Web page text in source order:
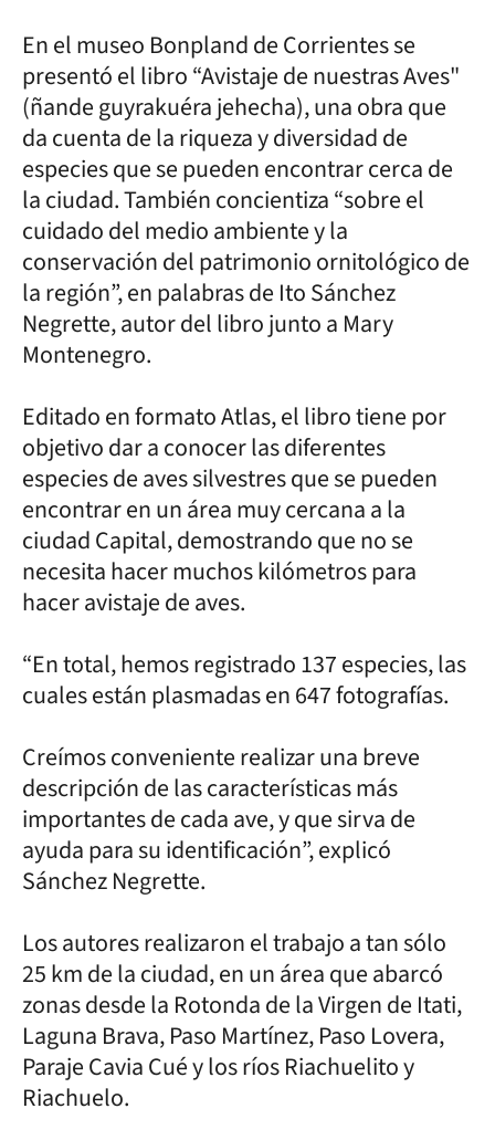
En el museo Bonpland de Corrientes se
presentó el libro “Avistaje de nuestras Aves"
(ñande guyrakuéra jehecha), una obra que
da cuenta de la riqueza y diversidad de
especies que se pueden encontrar cerca de
la ciudad. También concientiza “sobre el
cuidado del medio ambiente y la
conservación del patrimonio ornitológico de
la región”, en palabras de Ito Sánchez
Negrette, autor del libro junto a Mary
Montenegro.
Editado en formato Atlas, el libro tiene por
objetivo dar a conocer las diferentes
especies de aves silvestres que se pueden
encontrar en un área muy cercana a la
ciudad Capital, demostrando que no se
necesita hacer muchos kilómetros para
hacer avistaje de aves.
“En total, hemos registrado 137 especies, las
cuales están plasmadas en 647 fotografías.
Creímos conveniente realizar una breve
descripción de las características más
importantes de cada ave, y que sirva de
ayuda para su identificación”, explicó
Sánchez Negrette.
Los autores realizaron el trabajo a tan sólo
25 km de la ciudad, en un área que abarcó
zonas desde la Rotonda de la Virgen de Itati,
Laguna Brava, Paso Martínez, Paso Lovera,
Paraje Cavia Cué y los ríos Riachuelito y
Riachuelo.